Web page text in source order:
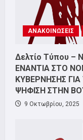
ΑΝΑΚΟΙΝΩΣΕΙΣ
Δελτίο Τύπου –
ΕΝΑΝΤΙΑ ΣΤΟ
ΚΥΒΕΡΝΗΣΗΣ
ΨΗΦΙΣΗ ΣΤΗΝ
9 Οκτωβρίου, 2025